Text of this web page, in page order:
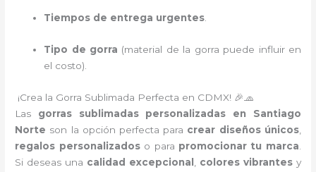
Tiempos de entrega urgentes.
Tipo de gorra (material de la gorra puede influir en
el costo).
¡Crea la Gorra Sublimada Perfecta en CDMX! 🎉🧢
Las gorras sublimadas personalizadas en Santiago
Norte son la opción perfecta para crear diseños únicos,
regalos personalizadoso para promocionar tu marca
Si deseas una calidad excepcional colores vibrantes y